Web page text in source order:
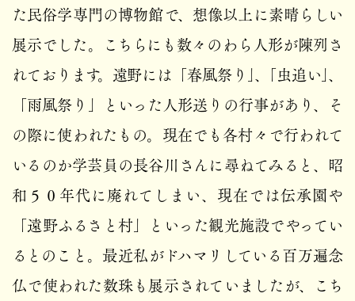
た民俗学専門の博物館で、想像以上に素晴らしい
展示でした。こちらにも数々のわら人形が陳列さ
れております。遠野には「春風祭り」、「虫追い」、
「雨風祭り」といった人形送りの行事があり、そ
の際に使われたもの。現在でも各村々で行われて
いるのか学芸員の長谷川さんに尋ねてみると、昭
和５０年代に廃れてしまい、現在では伝承園や
「遠野ふるさと村」といった観光施設でやってい
るとのこと。最近私がドハマリしている百万遍念
仏で使われた数珠も展示されていましたが、こち